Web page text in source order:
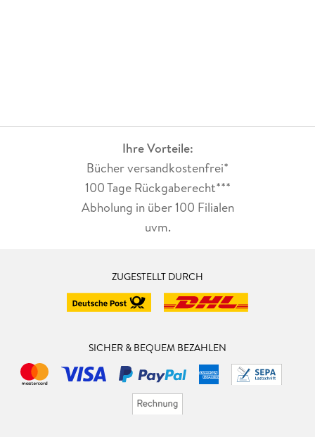
Ihre Vorteile:
Bücher versandkostenfrei*
100 Tage Rückgaberecht***
Abholung in über 100 Filialen
uvm.
ZUGESTELLT DURCH
SICHER & BEQUEM BEZAHLEN